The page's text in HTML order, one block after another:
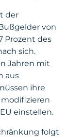
der
von
Prozent des
sich.
Jahren mit
aus
ihre
einstellen.
folgt